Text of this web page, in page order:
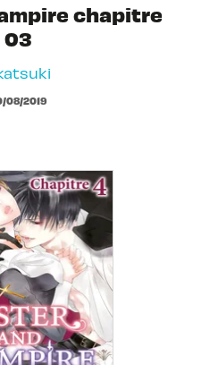
chapitre
03
08/2019